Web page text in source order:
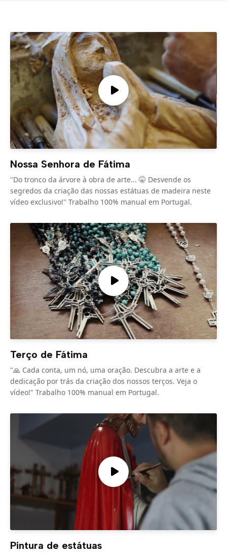
Nossa Senhora de Fátima
"Do tronco da árvore à obra de arte... 🤫 Desvende os
segredos da criação das nossas estátuas de madeira neste
vídeo exclusivo!" Trabalho 100% manual em Portugal.
Terço de Fátima
"🙏 Cada conta, um nó, uma oração. Descubra a arte e a
dedicação por trás da criação dos nossos terços. Veja o
vídeo!" Trabalho 100% manual em Portugal.
Pintura de estátuas